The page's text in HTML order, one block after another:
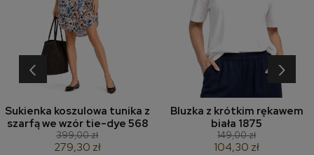
Sukienka koszulowa tunika z
szarfą we wzór tie-dye 568
399,00 zł
279,30 zł
Bluzka z krótkim rękawem
biała 1875
149,00 zł
104,30 zł
‹ ›